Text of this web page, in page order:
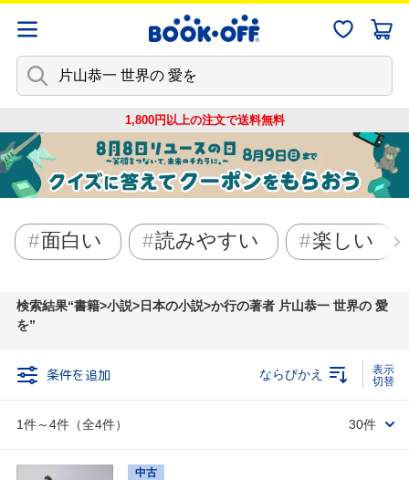
1,800円以上の注文で送料無料
面白い 読みやすい 楽しい
検索結果 書籍>小説>日本の小説>か行の著者 片山恭一 世界の 愛
を
条件を追加
1件～4件（全4件）
ならびかえ
30件
中古